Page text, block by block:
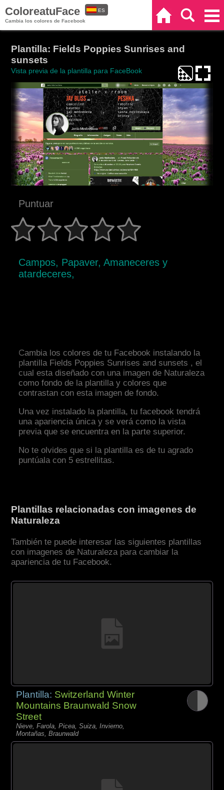
ColoreatuFace
Cambia los colores de Facebook
ES
Plantilla: Fields Poppies Sunrises and
sunsets
Vista previa de la plantilla para FaceBook
Puntuar
Campos, Papaver, Amaneceres y
atardeceres,
Cambia los colores de tu Facebook instalando la
plantilla Fields Poppies Sunrises and sunsets , el
cual esta diseñado con una imagen de Naturaleza
como fondo de la plantilla y colores que
contrastan con esta imagen de fondo.
Una vez instalado la plantilla, tu facebook tendrá
una apariencia única y se verá como la vista
previa que se encuentra en la parte superior.
No te olvides que si la plantilla es de tu agrado
puntúala con 5 estrellitas.
Plantillas relacionadas con imagenes de
Naturaleza
También te puede interesar las siguientes plantillas
con imagenes de Naturaleza para cambiar la
apariencia de tu Facebook.
Plantilla: Switzerland Winter
Mountains Braunwald Snow
Street
Nieve, Farola, Picea, Suiza, Invierno,
Montañas, Braunwald